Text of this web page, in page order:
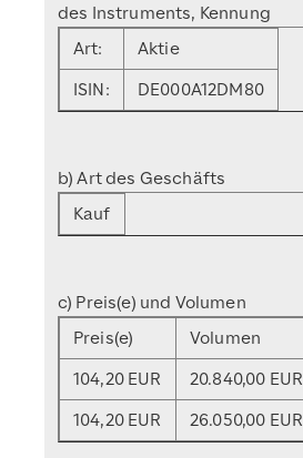
des Instruments, Kennung
Art:
Aktie
ISIN:
DE000A12DM80
b) Art des Geschäfts
Kauf
c) Preis(e) und Volumen
Preis(e)
Volumen
104,20 EUR
20.840,00 EUR
104,20 EUR
26.050,00 EUR